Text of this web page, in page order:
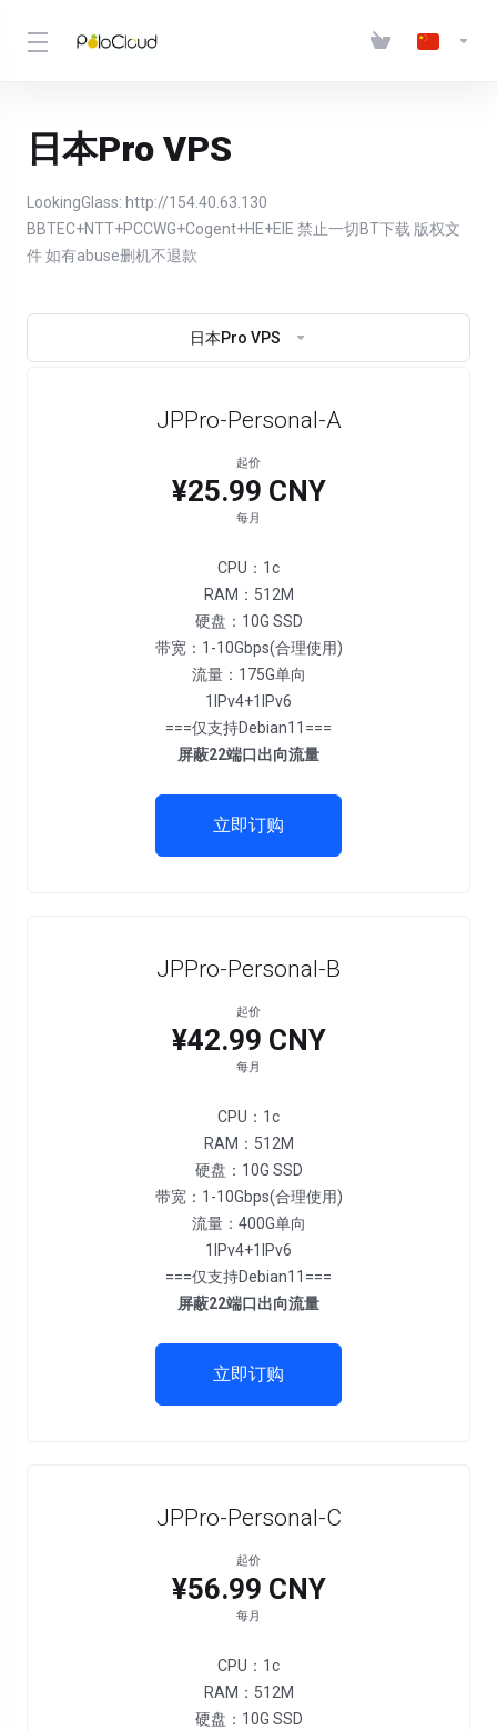
日本Pro VPS
LookingGlass: http://154.40.63.130
BBTEC+NTT+PCCWG+Cogent+HE+EIE 禁止一切BT下载 版权文
件 如有abuse删机不退款
日本Pro VPS
JPPro-Personal-A
起价
¥25.99 CNY
每月
CPU：1c
RAM：512M
硬盘：10G SSD
带宽：1-10Gbps(合理使用)
流量：175G单向
1IPv4+1IPv6
===仅支持Debian11===
屏蔽22端口出向流量
立即订购
JPPro-Personal-B
起价
¥42.99 CNY
每月
CPU：1c
RAM：512M
硬盘：10G SSD
带宽：1-10Gbps(合理使用)
流量：400G单向
1IPv4+1IPv6
===仅支持Debian11===
屏蔽22端口出向流量
立即订购
JPPro-Personal-C
起价
¥56.99 CNY
每月
CPU：1c
RAM：512M
硬盘：10G SSD